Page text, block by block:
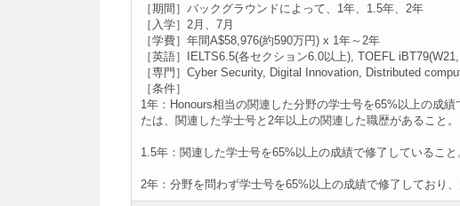
［期間］バックグラウンドによって、1年、1.5年、2年
［入学］2月、7月
［学費］年間A$58,976(約590万円) x 1年～2年
［英語］IELTS6.5(各セクション6.0以上), TOEFL
［専門］Cyber Security, Digital Innovation, Distributed
［条件］
1年：Honours相当の関連した分野の学士号を65%以上の成
たは、関連した学士号と2年以上の関連した職歴があること。
1.5年：関連した学士号を65%以上の成績で修了していること
2年：分野を問わず学士号を65%以上の成績で修了しており